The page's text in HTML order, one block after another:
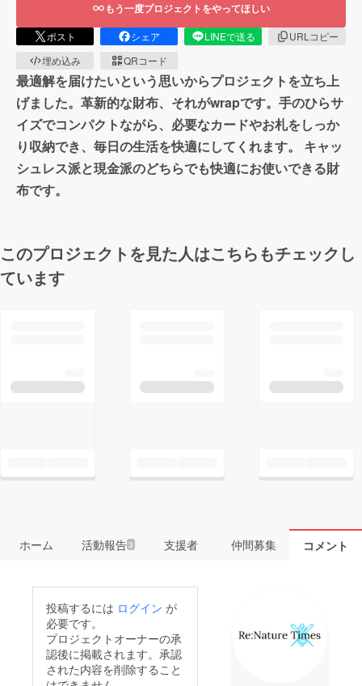
もう一度プロジェクトをやってほしい
ポスト シェア LINEで送る
URLコピー
埋め込み
QRコード
最適解を届けたいという思いからプロジェクトを立ち上
げました。革新的な財布、それがwrapです。手のひらサ
イズでコンパクトながら、必要なカードやお札をしっか
り収納でき、毎日の生活を快適にしてくれます。 キャッ
シュレス派と現金派のどちらでも快適にお使いできる財
布です。
このプロジェクトを見た人はこちらもチェックし
ています
ホーム 活動報告3 支援者 仲間募集 コメント
投稿するには ログイン が
必要です。
プロジェクトオーナーの承
認後に掲載されます。承認
された内容を削除すること